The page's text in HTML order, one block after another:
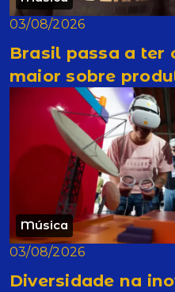
03/08/2026
Brasil passa a ter
maior sobre
Música
03/08/2026
Diversidade na